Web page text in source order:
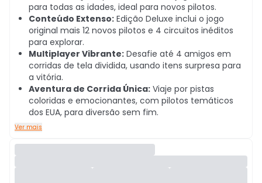
para todas as idades, ideal para novos pilotos.
Conteúdo Extenso: Edição Deluxe inclui o jogo
original mais 12 novos pilotos e 4 circuitos inéditos
para explorar.
Multiplayer Vibrante: Desafie até 4 amigos em
corridas de tela dividida, usando itens surpresa para
a vitória.
Aventura de Corrida Única: Viaje por pistas
coloridas e emocionantes, com pilotos temáticos
dos EUA, para diversão sem fim.
Ver mais